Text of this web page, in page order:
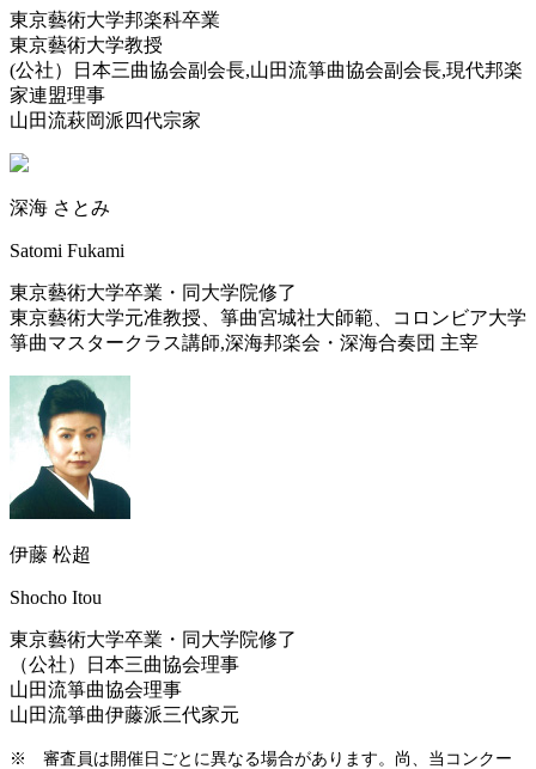
東京藝術大学邦楽科卒業
東京藝術大学教授
(公社）日本三曲協会副会長,山田流箏曲協会副会長,現代邦楽
家連盟理事
山田流萩岡派四代宗家
深海 さとみ
Satomi Fukami
東京藝術大学卒業・同大学院修了
東京藝術大学元准教授、箏曲宮城社大師範、コロンビア大学
箏曲マスタークラス講師,深海邦楽会・深海合奏団 主宰
伊藤 松超
Shocho Itou
東京藝術大学卒業・同大学院修了
（公社）日本三曲協会理事
山田流箏曲協会理事
山田流箏曲伊藤派三代家元
※ 審査員は開催日ごとに異なる場合があります。尚、当コンクー